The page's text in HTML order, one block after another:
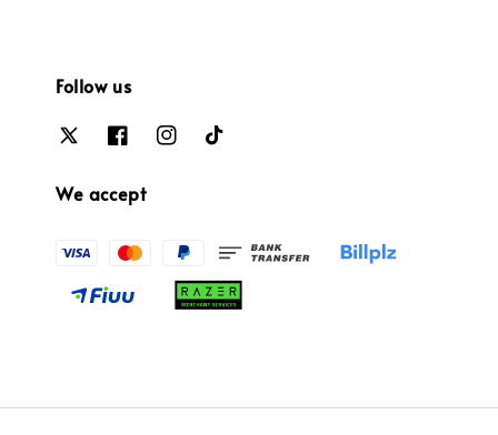
Follow us
We accept